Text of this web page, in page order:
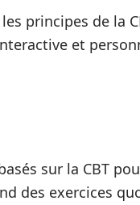
principes de la
et
sur la CBT
des exercices